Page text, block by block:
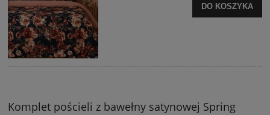
DO KOSZYKA
Komplet pościeli z bawełny satynowej Spring